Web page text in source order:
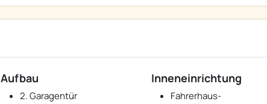
Aufbau
2. Garagentür
Inneneinrichtung
Fahrerhaus-